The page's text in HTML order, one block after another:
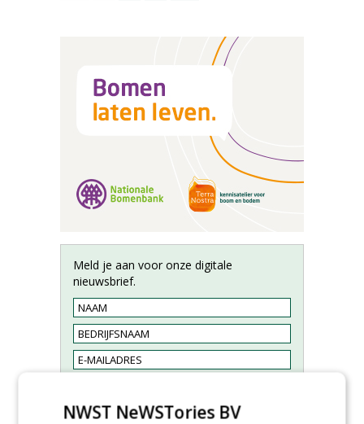
Meld je aan voor onze digitale
nieuwsbrief.
NWST NeWSTories BV